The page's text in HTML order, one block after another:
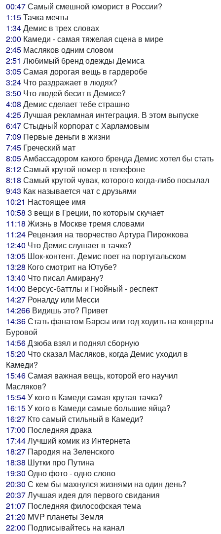
00:47Самый смешной юморист в России?
1:15Тачка мечты
1:34Демис в трех словах
2:00 Камеди - самая тяжелая сцена в мире
2:45 Масляков одним словом
2:51 Любимый бренд одежды Демиса
3:05Самая дорогая вещь в гардеробе
3:24 Что раздражает в людях?
3:50 Что людей бесит в Демисе?
4:08 Демис сделает тебе страшно
4:25Лучшая рекламная интеграция. В этом выпуске
6:47Стыдный корпорат с Харламовым
7:09 Первые деньги в жизни
7:45 Греческий мат
8:05Амбассадором какого бренда Демис хотел бы стать
8:12Самый крутой номер в телефоне
8:18 Самый крутой чувак, которого когда-либо посылал
9:43 Как называется чат с друзьями
10:21 Настоящее имя
10:58 3 вещи в Греции, по которым скучает
11:18 Жизнь в Москве тремя словами
11:24 Рецензия на творчество Артура Пирожкова
12:40 Что Демис слушает в тачке?
13:05 Шок-контент. Демис поет на португальском
13:28 Кого смотрит на Ютубе?
13:40 Что писал Амирану?
14:00 Версус-баттлы и Гнойный - респект
14:27 Роналду или Месси
14:266 Видишь это? Привет
14:36Стать фанатом Барсы или год ходить на концерты
Буровой
14:56Дзюба взял и поднял сборную
15:20 Что сказал Масляков, когда Демис уходил в
Камеди?
15:46Самая важная вещь, которой его научил
Масляков?
15:54У кого в Камеди самая крутая тачка?
16:15У кого в Камеди самые большие яйца?
16:27 Кто самый стильный в Камеди?
17:00 Последняя драка
17:44Лучший комик из Интернета
18:27 Пародия на Зеленского
18:38 Шутки про Путина
19:30 Одно фото - одно слово
20:30 С кем бы махнулся жизнями на один день?
20:37Лучшая идея для первого свидания
21:07 Последняя философская тема
21:20 MVP планеты Земля
22:00 Подписывайтесь на канал